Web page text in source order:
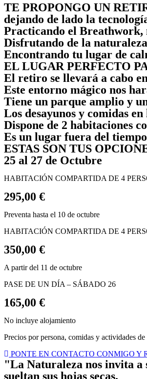
TE PROPONGO UN
dejando de lado la
Practicando el Breathwork,
Disfrutando de la
Encontrando tu lugar de
EL LUGAR PERFECTO
El retiro se llevará a cabo
Este entorno mágico nos
Tiene un parque amplio y
Los desayunos y comidas
Dispone de 2 habitaciones
Es un lugar fuera del
ESTAS SON TUS
25 al 27 de Octubre
HABITACIÓN COMPARTIDA DE 4
295,00 €
Preventa hasta el 10 de octubre
HABITACIÓN COMPARTIDA DE 4
350,00 €
A partir del 11 de octubre
PASE DE UN DÍA – SÁBADO 26
165,00 €
No incluye alojamiento
Precios por persona, comidas y actividades
PONTE EN CONTACTO CONMIGO Y
"La Naturaleza nos invita a
sueltan sus hojas secas.